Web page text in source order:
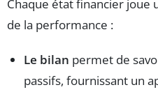
Chaque état financier joue
de la performance :
Le bilan permet de
passifs, fournissant un